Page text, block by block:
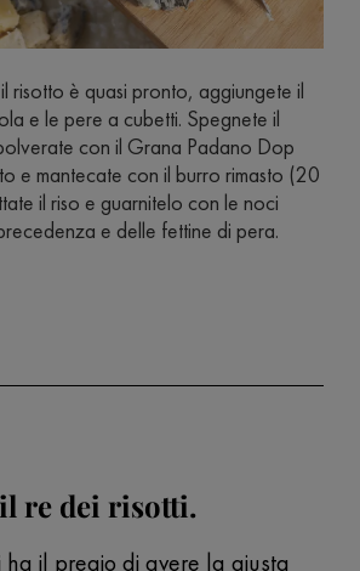
risotto è quasi pronto, aggiungete il
e le pere a cubetti. Spegnete il
con il Grana Padano Dop
e mantecate con il burro rimasto (20
il riso e guarnitelo con le noci
e delle fettine di pera.
re dei risotti.
il pregio di avere la giusta